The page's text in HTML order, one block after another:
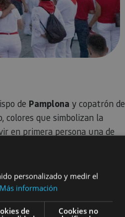
de Pamplona y copatrón de
colores que simbolizan la
en primera persona una de
un trayecto de 875
de Pamplona. Sin
procesión en honor al
para todas las edades,
personalizado y medir el
Más información
de
Cookies no